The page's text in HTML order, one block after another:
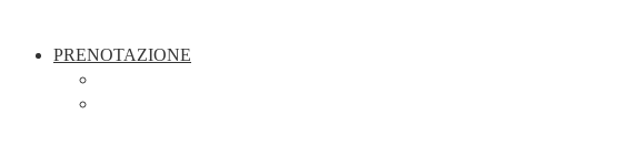
PRENOTAZIONE